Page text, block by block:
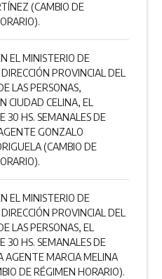
(CAMBIO DE
EL MINISTERIO DE
PROVINCIAL DEL
LAS PERSONAS,
CIUDAD CELINA, EL
30 HS. SEMANALES DE
GONZALO
(CAMBIO DE
EL MINISTERIO DE
PROVINCIAL DEL
LAS PERSONAS, EL
30 HS. SEMANALES DE
AGENTE MARCIA MELINA
DE RÉGIMEN HORARIO).